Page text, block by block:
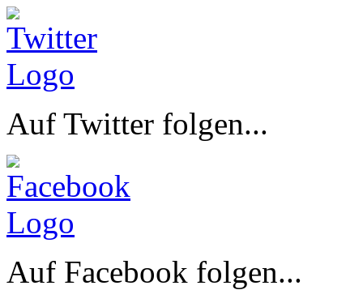
Auf Twitter folgen...
Auf Facebook folgen...